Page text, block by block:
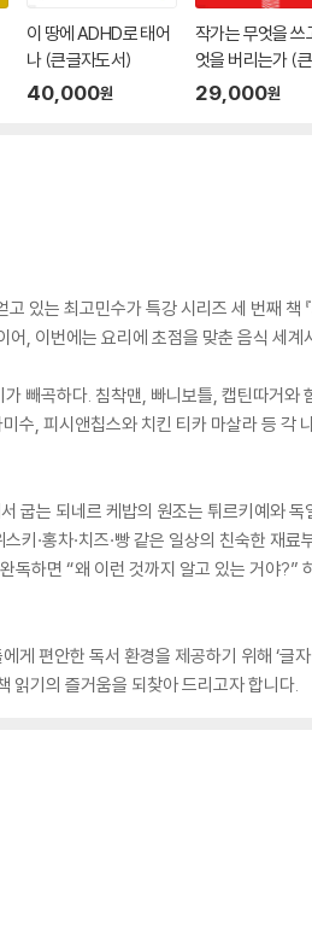
이 땅에 ADHD로 태어
나 (큰글자도서)
40,000원
작가는 무엇을 쓰
엇을 버리는가 (
도서)
29,000원
있는 최고민수가 특강 시리즈 세 번째 책
어, 이번에는 요리에 초점을 맞춘 음식 세계
빼곡하다. 침착맨, 빠니보틀, 캡틴따거
수, 피시앤칩스와 치킨 티카 마살라 등 각
굽는 되네르 케밥의 원조는 튀르키예와
·홍차·치즈·빵 같은 일상의 친숙한 재료
하면 “왜 이런 것까지 알고 있는 거야?”
편안한 독서 환경을 제공하기 위해 ‘글
읽기의 즐거움을 되찾아 드리고자 합니다.